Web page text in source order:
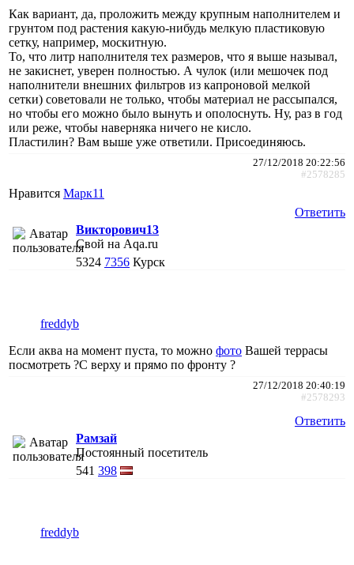
Как вариант, да, проложить между крупным наполнителем и
грунтом под растения какую-нибудь мелкую пластиковую
сетку, например, москитную.
То, что литр наполнителя тех размеров, что я выше называл,
не закиснет, уверен полностью. А чулок (или мешочек под
наполнители внешних фильтров из капроновой мелкой
сетки) советовали не только, чтобы материал не рассыпался,
но чтобы его можно было вынуть и ополоснуть. Ну, раз в год
или реже, чтобы наверняка ничего не кисло.
Пластилин? Вам выше уже ответили. Присоединяюсь.
27/12/2018 20:22:56
#2578285
Нравится Марк11
Ответить
Викторович13
Свой на Aqa.ru
5324 7356 Курск
freddyb
Если аква на момент пуста, то можно фото Вашей террасы
посмотреть ?С верху и прямо по фронту ?
27/12/2018 20:40:19
#2578293
Ответить
Рамзай
Постоянный посетитель
541 398
freddyb